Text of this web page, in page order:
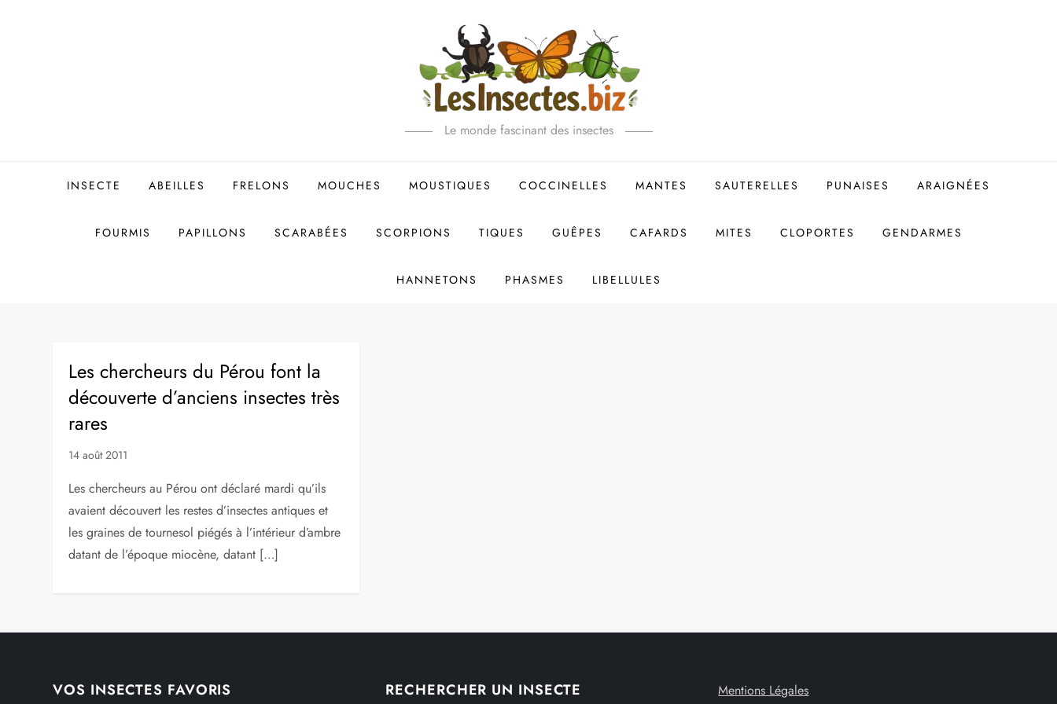
Le monde fascinant des insectes
INSECTE ABEILLES FRELONS MOUCHES MOUSTIQUES COCCINELLES MANTES SAUTERELLES PUNAISES ARAIGNÉES
FOURMIS PAPILLONS SCARABÉES SCORPIONS TIQUES GUÊPES CAFARDS MITES CLOPORTES GENDARMES
HANNETONS PHASMES LIBELLULES
Les chercheurs du Pérou font la
découverte d’anciens insectes très
rares
14 août 2011
Les chercheurs au Pérou ont déclaré mardi qu’ils
avaient découvert les restes d’insectes antiques et
les graines de tournesol piégés à l’intérieur d’ambre
datant de l’époque miocène, datant […]
VOS INSECTES FAVORIS RECHERCHER UN INSECTE
Mentions Légales